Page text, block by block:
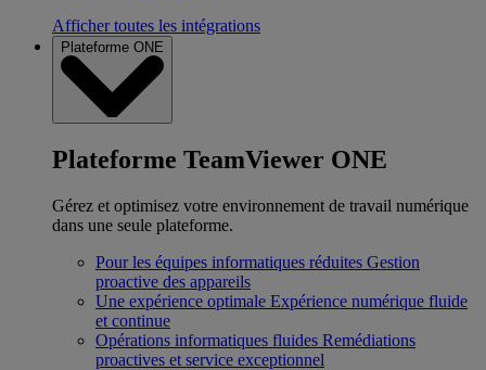
Afficher toutes les intégrations
Plateforme ONE
Plateforme TeamViewer ONE
Gérez et optimisez votre environnement de travail numérique
dans une seule plateforme.
Pour les équipes informatiques réduites Gestion
proactive des appareils
Une expérience optimale Expérience numérique fluide
et continue
Opérations informatiques fluides Remédiations
proactives et service exceptionnel